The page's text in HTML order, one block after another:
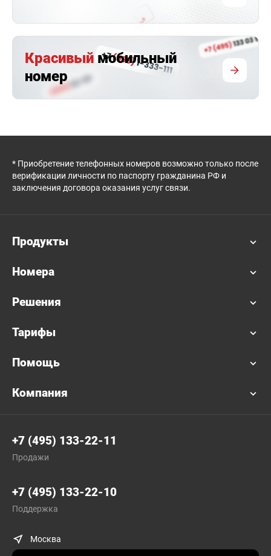
Красивый мобильный
номер
* Приобретение телефонных номеров возможно только после
верификации личности по паспорту гражданина РФ и
заключения договора оказания услуг связи.
Продукты
Номера
Решения
Тарифы
Помощь
Компания
+7 (495) 133-22-11
Продажи
+7 (495) 133-22-10
Поддержка
Москва